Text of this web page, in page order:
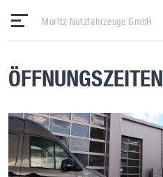
Moritz Nutzfahrzeuge GmbH
ÖFFNUNGSZEITEN